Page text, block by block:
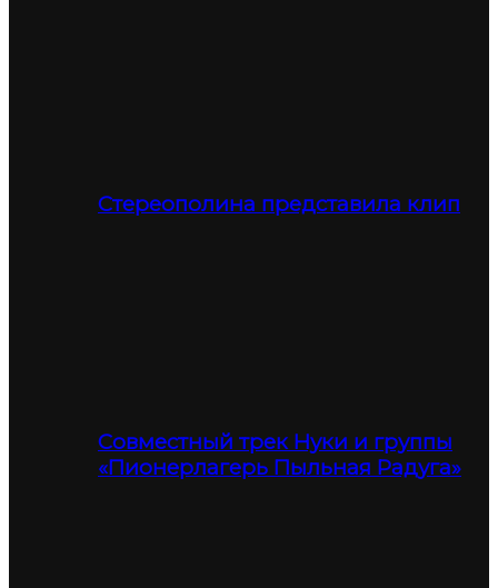
Стереополина представила клип
Совместный трек Нуки и группы
«Пионерлагерь Пыльная Радуга»